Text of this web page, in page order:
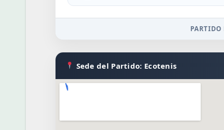
Sede del Partido: Ecotenis